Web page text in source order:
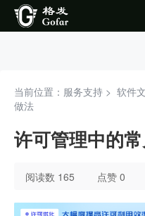
当前位置：服务支持 > 软件
做法
许可管理中的
阅读数 165 点赞 0